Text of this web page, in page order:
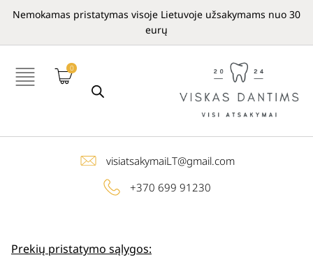
Nemokamas pristatymas visoje Lietuvoje užsakymams nuo 30
eurų
0
visiatsakymaiLT@gmail.com
+370 699 91230
Prekių pristatymo sąlygos: